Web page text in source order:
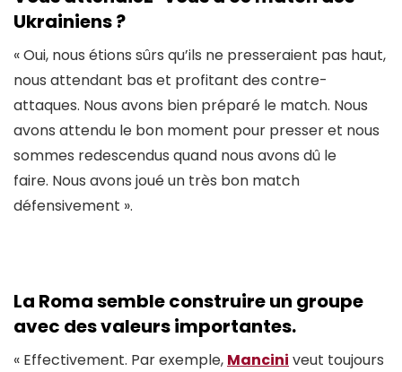
Ukrainiens ?
« Oui, nous étions sûrs qu’ils ne presseraient pas haut,
nous attendant bas et profitant des contre-
attaques. Nous avons bien préparé le match. Nous
avons attendu le bon moment pour presser et nous
sommes redescendus quand nous avons dû le
faire. Nous avons joué un très bon match
défensivement ».
La Roma semble construire un groupe
avec des valeurs importantes.
« Effectivement. Par exemple, Mancini veut toujours